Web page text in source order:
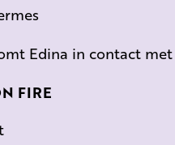
Edina in contact
FIRE